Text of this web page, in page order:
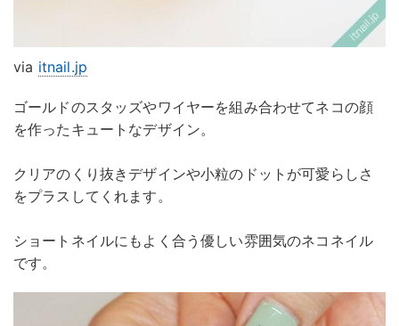
via itnail.jp
ゴールドのスタッズやワイヤーを組み合わせてネコの顔
を作ったキュートなデザイン。
クリアのくり抜きデザインや小粒のドットが可愛らしさ
をプラスしてくれます。
ショートネイルにもよく合う優しい雰囲気のネコネイル
です。